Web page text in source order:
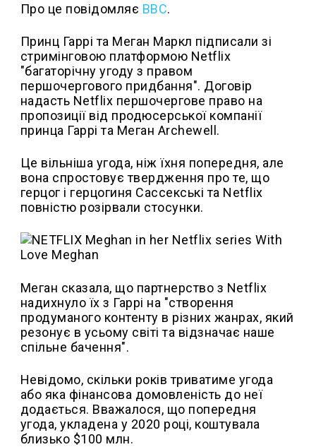
Про це повідомляє BBC.
Принц Гаррі та Меган Маркл підписали зі
стримінговою платформою Netflix
"багаторічну угоду з правом
першочергового придбання". Договір
надасть Netflix першочергове право на
пропозиції від продюсерської компанії
принца Гаррі та Меган Archewell.
Це вільніша угода, ніж їхня попередня, але
вона спростовує твердження про те, що
герцог і герцогиня Сассекські та Netflix
повністю розірвали стосунки.
Меган сказала, що партнерство з Netflix
надихнуло їх з Гаррі на "створення
продуманого контенту в різних жанрах, який
резонує в усьому світі та відзначає наше
спільне бачення".
Невідомо, скільки років триватиме угода
або яка фінансова домовленість до неї
додається. Вважалося, що попередня
угода, укладена у 2020 році, коштувала
близько $100 млн.